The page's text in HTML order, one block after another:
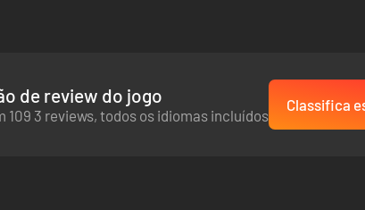
de review do jogo
109 3 reviews, todos os idiomas incluídos
Classifica